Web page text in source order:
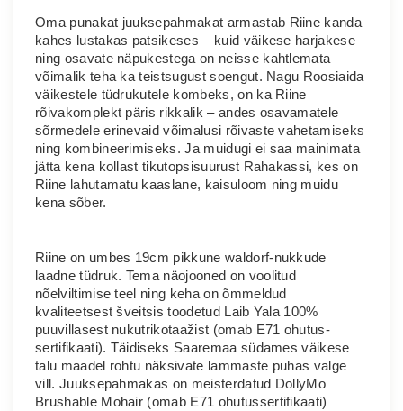
u
s
Oma punakat juuksepahmakat armastab Riine kanda
kahes lustakas patsikeses – kuid väikese harjakese
ning osavate näpukestega on neisse kahtlemata
võimalik teha ka teistsugust soengut. Nagu Roosiaida
väikestele tüdrukutele kombeks, on ka Riine
rõivakomplekt päris rikkalik – andes osavamatele
sõrmedele erinevaid võimalusi rõivaste vahetamiseks
ning kombineerimiseks. Ja muidugi ei saa mainimata
jätta kena kollast tikutopsisuurust Rahakassi, kes on
Riine lahutamatu kaaslane, kaisuloom ning muidu
kena sõber.
Riine on umbes 19cm pikkune waldorf-nukkude
laadne tüdruk. Tema näojooned on voolitud
nõelviltimise teel ning keha on õmmeldud
kvaliteetsest šveitsis toodetud Laib Yala 100%
puuvillasest nukutrikotaažist (omab E71 ohutus-
sertifikaati). Täidiseks Saaremaa südames väikese
talu maadel rohtu näksivate lammaste puhas valge
vill. Juuksepahmakas on meisterdatud DollyMo
Brushable Mohair (omab E71 ohutussertifikaati)